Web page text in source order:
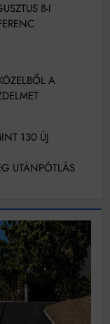
8-I
A
130 ÚJ
UTÁNPÓTLÁS